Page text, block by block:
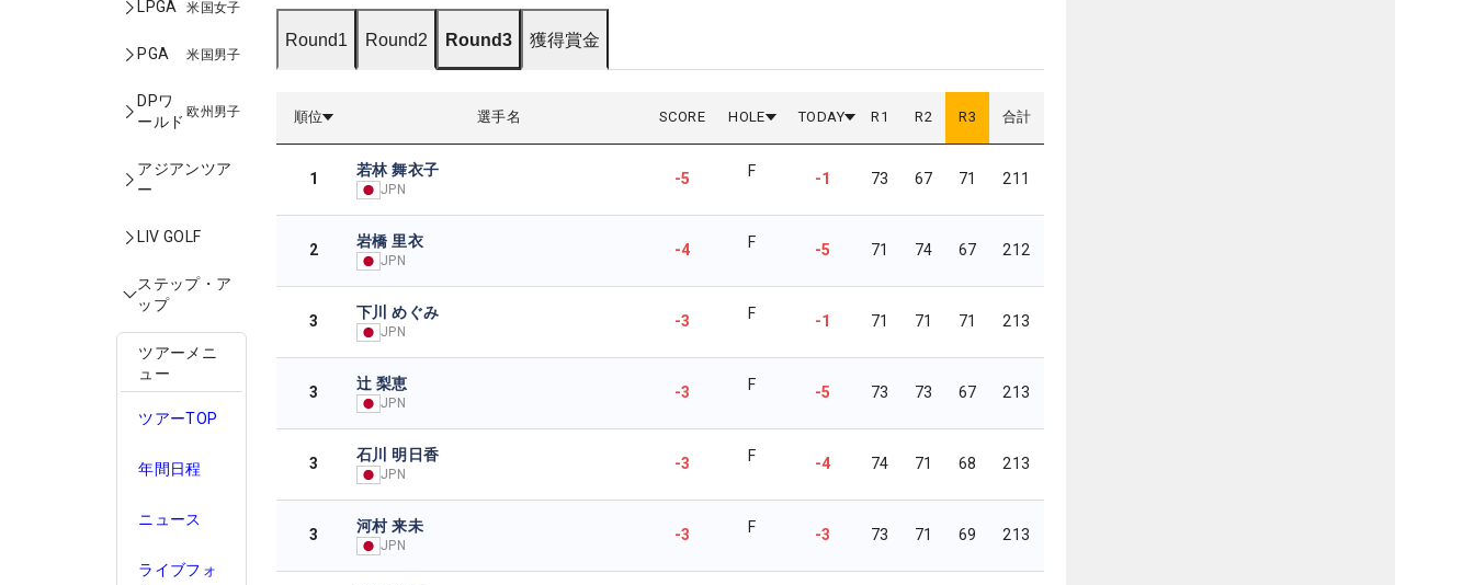
LPGA 米国女子
PGA 米国男子
DPワ
ールド
欧州男子
アジアンツア
ー
LIV GOLF
ステップ・ア
ップ
ツアーメニ
ュー
ツアーTOP
年間日程
ニュース
ライブフォ
Round1 Round2 Round3 獲得賞金
順位 選手名 SCORE HOLE TODAY R 1 R2 R3 合計
1 若林 舞衣子
JPN
-5 F -1 73 67 71 211
2 岩橋 里衣
JPN
-4 F -5 71 74 67 212
3 下川 めぐみ
JPN
-3 F -1 71 71 71 213
3 辻 梨恵
JPN
-3 F -5 73 73 67 213
3 石川 明日香
JPN
-3 F -4 74 71 68 213
3 河村 来未
JPN
-3 F -3 73 71 69 213